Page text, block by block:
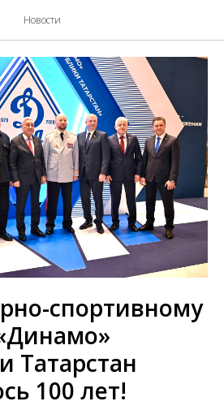
Новости
спортивному
Татарстан
100 лет!